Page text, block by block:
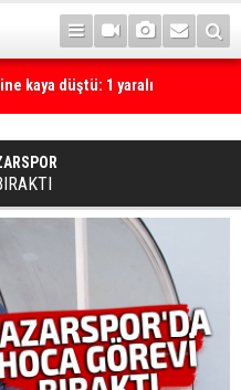
kaya düştü: 1 yaralı